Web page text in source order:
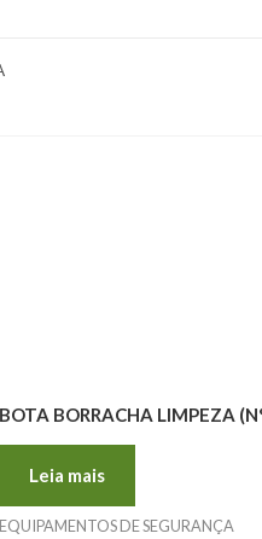
BOTA BORRACHA LIMPEZA
Leia mais
EQUIPAMENTOS DE SEGURANÇA